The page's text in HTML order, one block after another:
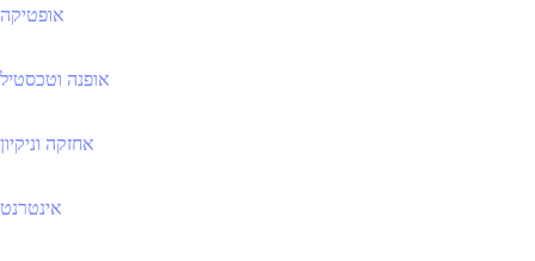
אופטיקה
אופנה וטכסטיל
אחזקה וניקיון
אינטרנט